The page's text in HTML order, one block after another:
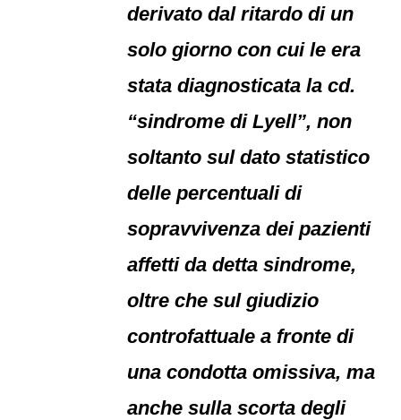
derivato dal ritardo di un
solo giorno con cui le era
stata diagnosticata la cd.
“sindrome di Lyell”, non
soltanto sul dato statistico
delle percentuali di
sopravvivenza dei pazienti
affetti da detta sindrome,
oltre che sul giudizio
controfattuale a fronte di
una condotta omissiva, ma
anche sulla scorta degli